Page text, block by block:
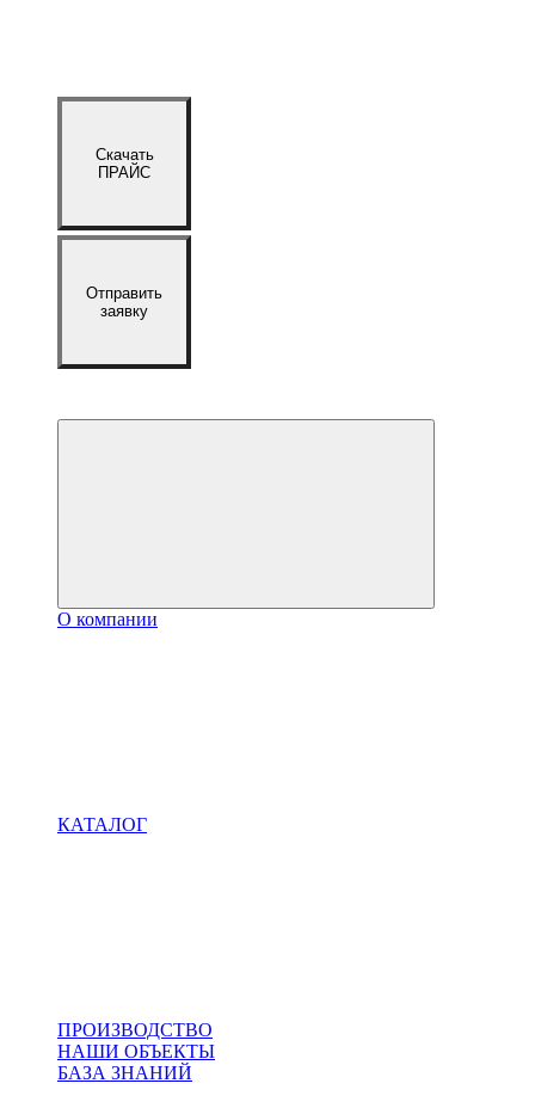
Скачать
ПРАЙС
Отправить
заявку
О компании
КАТАЛОГ
ПРОИЗВОДСТВО
НАШИ ОБЪЕКТЫ
БАЗА ЗНАНИЙ